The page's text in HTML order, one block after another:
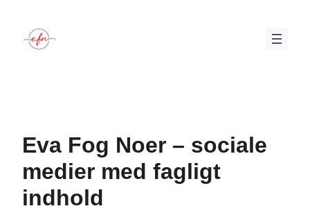
indhold
Eva Fog Noer – sociale
medier med fagligt
indhold